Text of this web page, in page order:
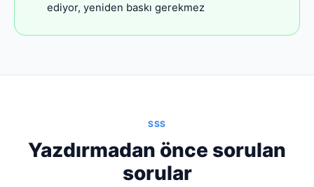
ediyor, yeniden baskı gerekmez
SSS
Yazdırmadan önce sorulan
sorular